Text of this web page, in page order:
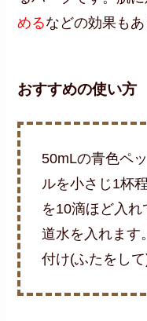
めるなどの効果もあ
おすすめの使い
50mLの青色ペ
ルを小さじ1杯
を10滴ほど入
道水を入れます
付け(ふたをし